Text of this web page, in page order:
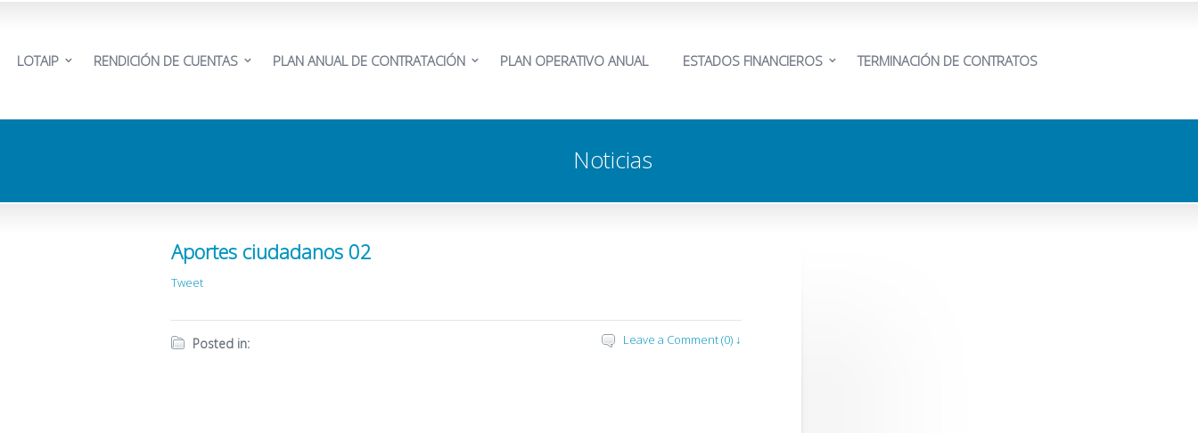
LOTAIP RENDICIÓN DE CUENTAS PLAN ANUAL DE CONTRATACIÓN PLAN OPERATIVO ANUAL ESTADOS FINANCIEROS TERMINACIÓN DE CONTRATOS
Noticias
Aportes ciudadanos 02
Tweet
Posted in: Leave a Comment (0) ↓